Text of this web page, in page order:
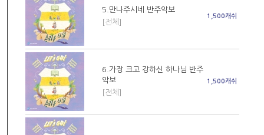
5.만나주시네 반주악보
[전체]
1,500캐쉬
6.가장 크고 강하신 하나님 반주
악보
[전체]
1,500캐쉬